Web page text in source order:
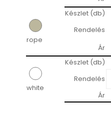
rope
Készlet (db)
Rendelés
Ár
white
Készlet (db)
Rendelés
Ár